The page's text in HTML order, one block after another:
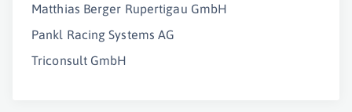
Matthias Berger Rupertigau GmbH
Pankl Racing Systems AG
Triconsult GmbH